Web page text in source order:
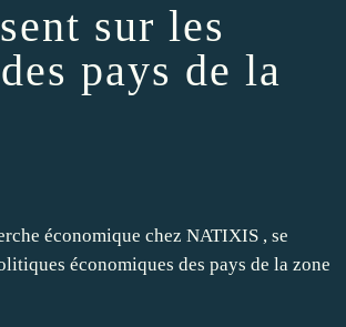
sur les
pays de la
économique chez NATIXIS , se
économiques des pays de la zone